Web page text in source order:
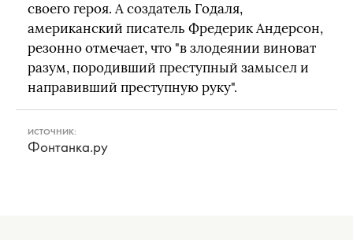
своего героя. А создатель Годаля,
американский писатель Фредерик Андерсон,
резонно отмечает, что "в злодеянии виноват
разум, породивший преступный замысел и
направивший преступную руку".
ИСТОЧНИК:
Фонтанка.ру